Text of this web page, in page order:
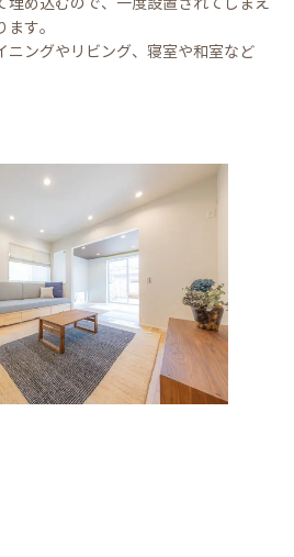
す。
ニングやリビング、寝室や和室など